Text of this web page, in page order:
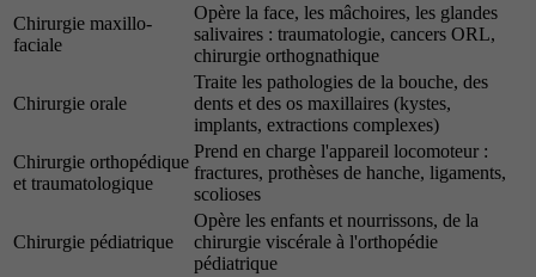
Chirurgie maxillo-
faciale
Opère la face, les mâchoires, les glandes
salivaires : traumatologie, cancers ORL,
chirurgie orthognathique
Chirurgie orale
Traite les pathologies de la bouche, des
dents et des os maxillaires (kystes,
implants, extractions complexes)
Chirurgie orthopédique
et traumatologique
Prend en charge l'appareil locomoteur :
fractures, prothèses de hanche, ligaments,
scolioses
Chirurgie pédiatrique
Opère les enfants et nourrissons, de la
chirurgie viscérale à l'orthopédie
pédiatrique